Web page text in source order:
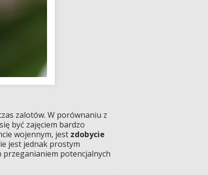
zalotów. W porównaniu z
być zajęciem bardzo
wojennym, jest zdobycie
jest jednak prostym
przeganianiem potencjalnych